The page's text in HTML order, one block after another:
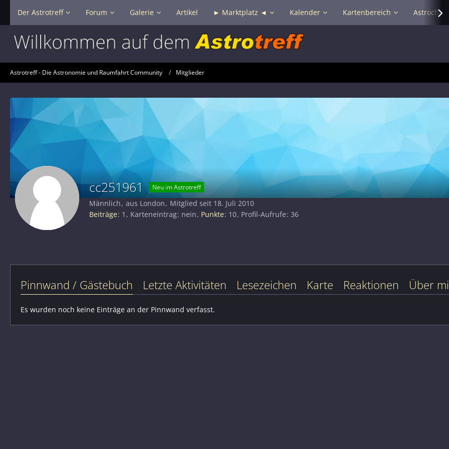
Der Astrotreff Forum Galerie Artikel ► Marktplatz ◄ Kalender Kartenbereich Astrochat
Astrotreff - Die Astronomie und Raumfahrt Community Mitglieder
cc251961 Neu im Astrotreff
Männlich aus London
Mitglied seit 18. Juli 2010
Beiträge 1 Karteneintrag nein Punkte 10 Profil-Aufrufe 36
Pinnwand / Gästebuch Letzte Aktivitäten Lesezeichen Karte Reaktionen Über
Es wurden noch keine Einträge an der Pinnwand verfasst.